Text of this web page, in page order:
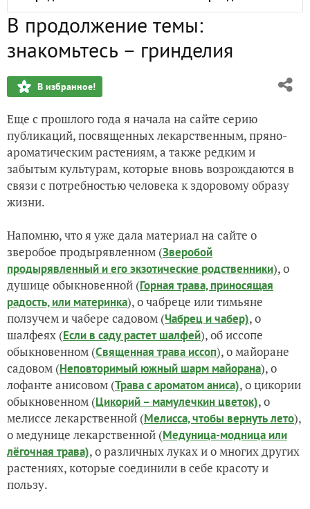
Тематические клумбы
Недооцененный цветочный однолетник – мимулюс
VI Международная научная конференция «Ландшафтная
Роскошь цветения мелии иранской
Подарок любимому сайту – выставка скульптора
В продолжение темы:
знакомьтесь – гринделия
В избранное!
Еще с прошлого года я начала на сайте серию
публикаций, посвященных лекарственным, пряно-
ароматическим растениям, а также редким и
забытым культурам, которые вновь возрождаются в
связи с потребностью человека к здоровому образу
жизни.
Напомню, что я уже дала материал на сайте о
зверобое продырявленном (Зверобой
продырявленный и его экзотические родственники), о
душице обыкновенной (Горная трава, приносящая
радость, или материнка), о чабреце или тимьяне
ползучем и чабере садовом (Чабрец и чабер), о
шалфеях (Если в саду растет шалфей), об иссопе
обыкновенном (Священная трава иссоп), о майоране
садовом (Неповторимый южный шарм майорана), о
лофанте анисовом (Трава с ароматом аниса), о цикории
обыкновенном (Цикорий – мамулечкин цветок), о
мелиссе лекарственной (Мелисса, чтобы вернуть лето),
о медунице лекарственной (Медуница-модница или
лёгочная трава), о различных луках и о многих других
растениях, которые соединили в себе красоту и
пользу.